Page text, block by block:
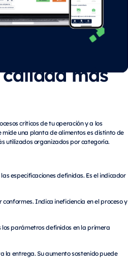
más
críticos de tu operación y a los
una planta de alimentos es distinto de
utilizados organizados por categoría.
especificaciones definidas. Es el indicador
Indica ineficiencia en el proceso y
parámetros definidos en la primera
la entrega. Su aumento sostenido puede